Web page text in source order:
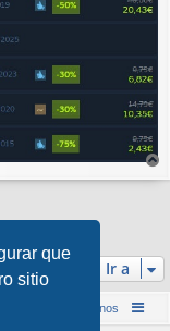
que
sitio
r
a
Ir a
Contáctenos